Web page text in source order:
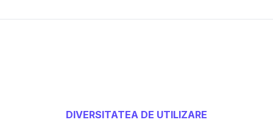
DIVERSITATEA DE UTILIZARE